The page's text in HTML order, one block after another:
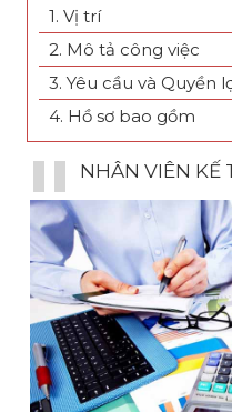
1. Vị trí
2. Mô tả công việc
3. Yêu cầu và Quyền
4. Hồ sơ bao gồm
NHÂN VIÊN KẾ